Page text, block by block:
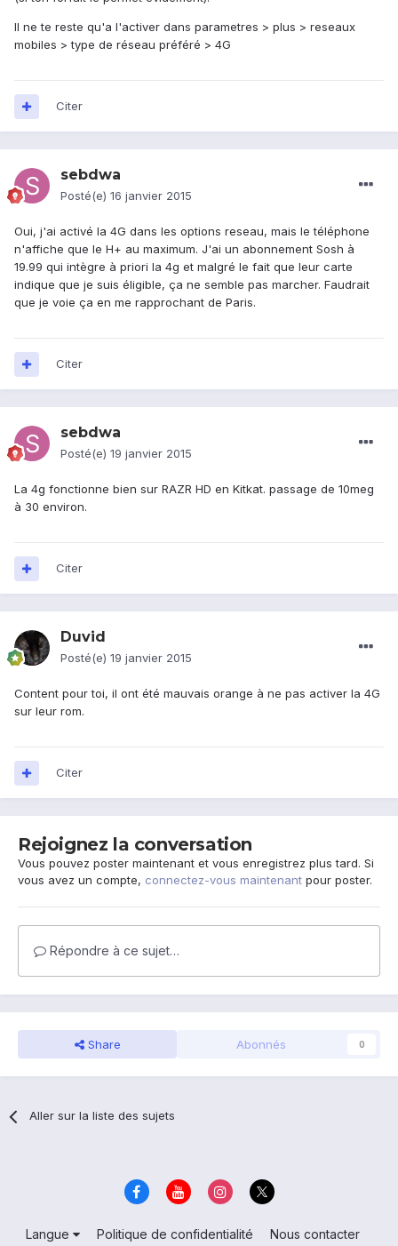
Il ne te reste qu'a l'activer dans parametres > plus > reseaux
mobiles > type de réseau préféré > 4G
Citer
sebdwa
Posté(e) 16 janvier 2015
Oui, j'ai activé la 4G dans les options reseau, mais le téléphone
n'affiche que le H+ au maximum. J'ai un abonnement Sosh à
19.99 qui intègre à priori la 4g et malgré le fait que leur carte
indique que je suis éligible, ça ne semble pas marcher. Faudrait
que je voie ça en me rapprochant de Paris.
Citer
sebdwa
Posté(e) 19 janvier 2015
La 4g fonctionne bien sur RAZR HD en Kitkat. passage de 10meg
à 30 environ.
Citer
Duvid
Posté(e) 19 janvier 2015
Content pour toi, il ont été mauvais orange à ne pas activer la 4G
sur leur rom.
Citer
Rejoignez la conversation
Vous pouvez poster maintenant et vous enregistrez plus tard. Si
vous avez un compte, connectez-vous maintenant pour poster.
Répondre à ce sujet…
Share Abonnés 0
Aller sur la liste des sujets
Langue Politique de confidentialité
Nous contacter